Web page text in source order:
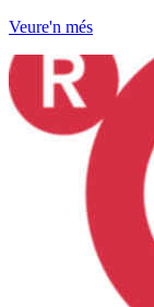
Veure'n més